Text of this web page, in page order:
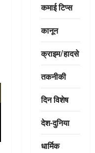
कमाई टिप्स
कानून
क्राइम/हादसे
तकनीकी
दिन विशेष
देश-दुनिया
धार्मिक